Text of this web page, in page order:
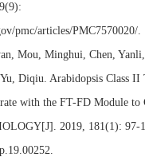
pmc/articles/PMC7570020/.
Mou, Minghui, Chen,
Diqiu. Arabidopsis Class II
with the FT-FD Module to
2019, 181(1): 97-